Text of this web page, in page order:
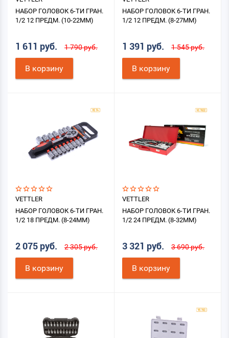
НАБОР ГОЛОВОК 6-ТИ ГРАН.
1/2 12 ПРЕДМ. (10-22ММ)
1 611 руб. 1 790 руб.
В корзину
НАБОР ГОЛОВОК 6-ТИ ГРАН.
1/2 12 ПРЕДМ. (8-27ММ)
1 391 руб. 1 545 руб.
В корзину
VETTLER
НАБОР ГОЛОВОК 6-ТИ ГРАН.
1/2 18 ПРЕДМ. (8-24ММ)
2 075 руб. 2 305 руб.
В корзину
VETTLER
НАБОР ГОЛОВОК 6-ТИ ГРАН.
1/2 24 ПРЕДМ. (8-32ММ)
3 321 руб. 3 690 руб.
В корзину